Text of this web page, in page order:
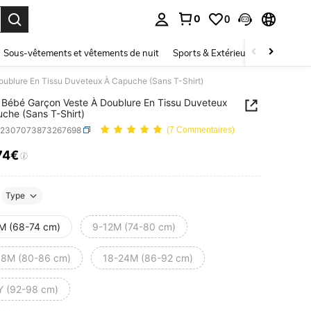
0 0
Sous-vêtements et vêtements de nuit Sports & Extérieur Enfants
En Tissu Duveteux À Capuche (Sans T-Shirt)
Bébé Garçon Veste À Doublure En Tissu Duveteux
(Sans T-Shirt)
(7 Commentaires)
AND AVAILABILITY
Type
(68-74 cm) 9-12M (74-80 cm)
(80-86 cm) 18-24M (86-92 cm)
(92-98 cm)